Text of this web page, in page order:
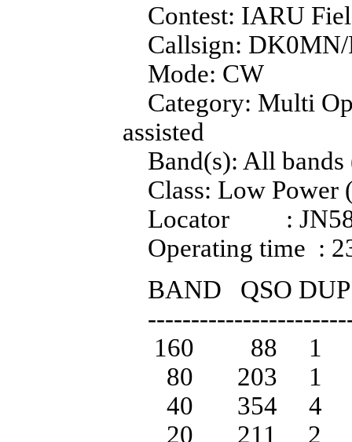
Contest: IARU
Callsign: DK0MN/
Mode: CW
Category: Multi
assisted
Band(s): All bands
Class: Low Power
Locator :
Operating time :
BAND QSO
160 88 1
80 203 1
40 354 4
20 211 2